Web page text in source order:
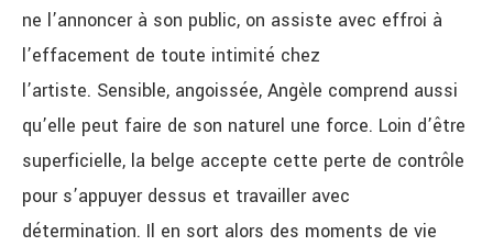
ne l’annoncer à son public, on assiste avec effroi à
l’effacement de toute intimité chez
l’artiste. Sensible, angoissée, Angèle comprend aussi
qu’elle peut faire de son naturel une force. Loin d’être
superficielle, la belge accepte cette perte de contrôle
pour s’appuyer dessus et travailler avec
détermination. Il en sort alors des moments de vie